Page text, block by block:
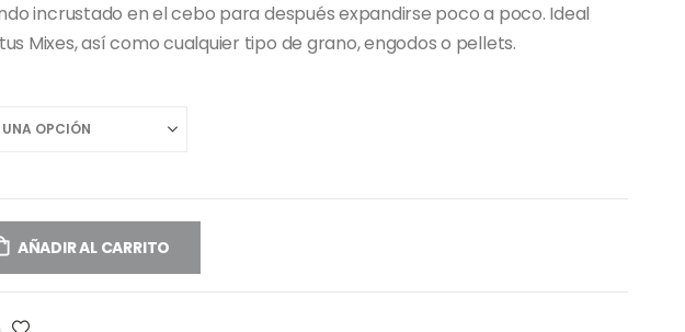
incrustado en el cebo para después expandirse poco a poco. Ideal
Mixes, así como cualquier tipo de grano, engodos o pellets.
AÑADIR AL CARRITO